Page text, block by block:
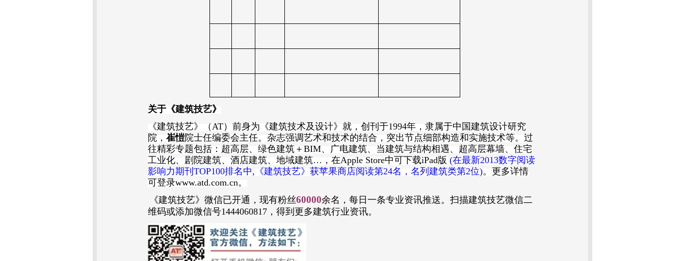
关于《建筑技艺》
《建筑技艺》（AT）前身为《建筑技术及设计》就，创刊于1994年，隶属于中国建筑设计研究
院， 崔愷院士任编委会主任。杂志强调艺术和技术的结合，突出节点细部构造和实施技术等。过
往精彩专题包括：超高层、绿色建筑＋ BIM、广电建筑、当建筑与结构相遇、超高层幕墙、住宅
工业化、剧院建筑、酒店建筑、地域建筑…，在Apple Store中可下载iPad版 (在最新2013数字阅读
影响力期刊 TOP100排名中, 《建筑技艺》获苹果商店阅读第24名，名列建筑类第2位)。更多详情
可登录www.atd.com.cn。
《建筑技艺》微信已开通，现有粉丝60000余名，每日一条专业资讯推送。 扫描建筑技艺微信二
维码或添加微信号1444060817 ，得到更多建筑行业资讯。